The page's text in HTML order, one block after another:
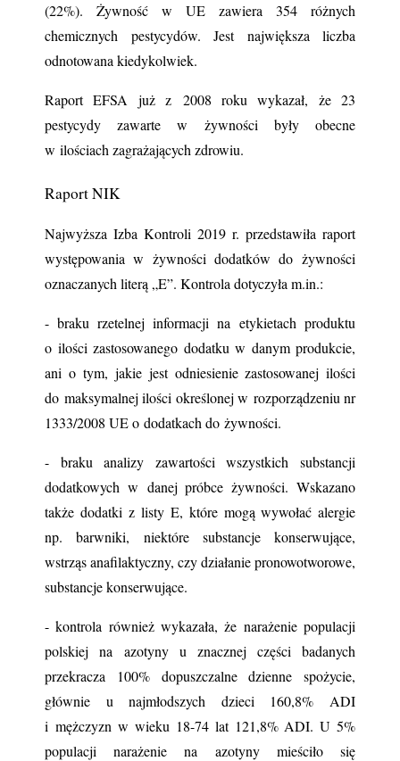
(22%). Żywność w UE zawiera 354 różnych
chemicznych pestycydów. Jest największa liczba
odnotowana kiedykolwiek.
Raport EFSA już z 2008 roku wykazał, że 23
pestycydy zawarte w żywności były obecne
w ilościach zagrażających zdrowiu.
Raport NIK
Najwyższa Izba Kontroli 2019 r. przedstawiła raport
występowania w żywności dodatków do żywności
oznaczanych literą „E”. Kontrola dotyczyła m.in.:
- braku rzetelnej informacji na etykietach produktu
o ilości zastosowanego dodatku w danym produkcie,
ani o tym, jakie jest odniesienie zastosowanej ilości
do maksymalnej ilości określonej w rozporządzeniu nr
1333/2008 UE o dodatkach do żywności.
- braku analizy zawartości wszystkich substancji
dodatkowych w danej próbce żywności. Wskazano
także dodatki z listy E, które mogą wywołać alergie
np. barwniki, niektóre substancje konserwujące,
wstrząs anafilaktyczny, czy działanie pronowotworowe,
substancje konserwujące.
- kontrola również wykazała, że narażenie populacji
polskiej na azotyny u znacznej części badanych
przekracza 100% dopuszczalne dzienne spożycie,
głównie u najmłodszych dzieci 160,8% ADI
i mężczyzn w wieku 18-74 lat 121,8% ADI. U 5%
populacji narażenie na azotyny mieściło się